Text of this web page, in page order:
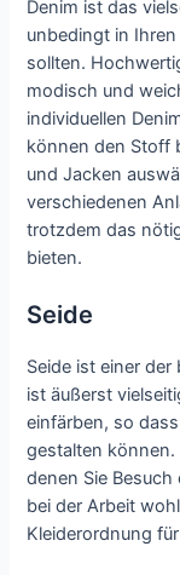
Denim ist das
unbedingt in
sollten.
modisch und
individuellen
können den Stoff
und Jacken
verschiedenen
trotzdem das
bieten.
Seide
Seide ist einer
ist äußerst
einfärben, so
gestalten können.
denen Sie
bei der Arbeit
Kleiderordnung